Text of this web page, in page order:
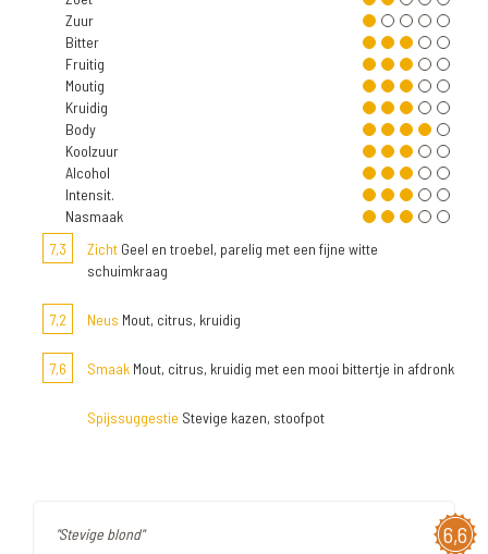
Zuur
Bitter
Fruitig
Moutig
Kruidig
Body
Koolzuur
Alcohol
Intensit.
Nasmaak
7,3
Zicht Geel en troebel, parelig met een fijne witte
schuimkraag
7,2 Neus Mout, citrus, kruidig
7,6 Smaak Mout, citrus, kruidig met een mooi bittertje in afdronk
Spijssuggestie Stevige kazen, stoofpot
6,6
"Stevige blond"